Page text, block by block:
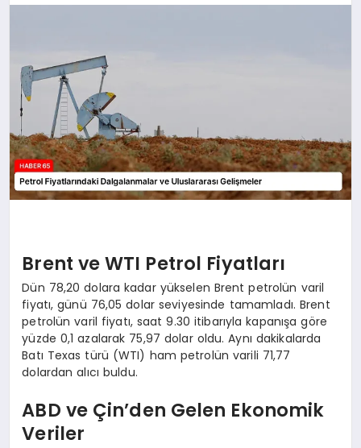
Brent ve WTI Petrol Fiyatları
Dün 78,20 dolara kadar yükselen Brent petrolün varil
fiyatı, günü 76,05 dolar seviyesinde tamamladı. Brent
petrolün varil fiyatı, saat 9.30 itibarıyla kapanışa göre
yüzde 0,1 azalarak 75,97 dolar oldu. Aynı dakikalarda
Batı Texas türü (WTI) ham petrolün varili 71,77
dolardan alıcı buldu.
ABD ve Çin’den Gelen Ekonomik
Veriler